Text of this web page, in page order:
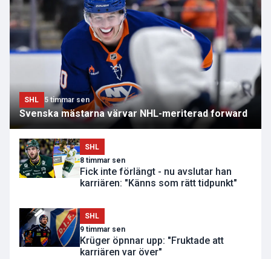
SHL 5 timmar sen
Svenska mästarna värvar NHL-meriterad forward
SHL
8 timmar sen
Fick inte förlängt - nu avslutar han
karriären: "Känns som rätt tidpunkt"
SHL
9 timmar sen
Krüger öpnnar upp: "Fruktade att
karriären var över"